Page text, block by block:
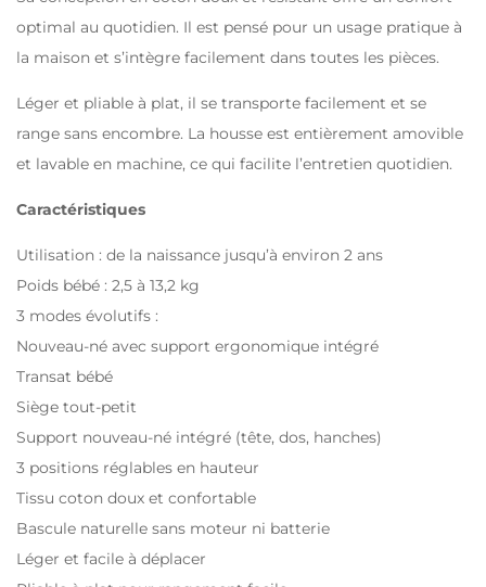
optimal au quotidien. Il est pensé pour un usage pratique à
la maison et s’intègre facilement dans toutes les pièces.
Léger et pliable à plat, il se transporte facilement et se
range sans encombre. La housse est entièrement amovible
et lavable en machine, ce qui facilite l’entretien quotidien.
Caractéristiques
Utilisation : de la naissance jusqu’à environ 2 ans
Poids bébé : 2,5 à 13,2 kg
3 modes évolutifs :
Nouveau-né avec support ergonomique intégré
Transat bébé
Siège tout-petit
Support nouveau-né intégré (tête, dos, hanches)
3 positions réglables en hauteur
Tissu coton doux et confortable
Bascule naturelle sans moteur ni batterie
Léger et facile à déplacer